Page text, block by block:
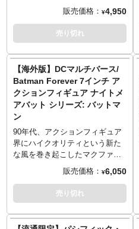
ラ」に付属されたパーツを組み
合わせると「スノートロル」が
完成します。
約をキャンセル頂く場合や、分
納での入荷となる場合がござい
ます。またパッケージは輸送用
となりますため、パッケージに
多少の傷やダメージがある場合
もございます。
定のアニメーション映画『ロー
ド・オブ・ザ・リング ローハン
の戦い』。公開にさきがけ、マ
クファーレントイズが3.75イン
す。初回からまさかの「ビルド
フィギュア」仕様に！こちらは
追手王と呼ばれた「ヘルム」が
3.75インチのアクションフィギ
ュアとなって登場。アクセサリ
ーパーツのハンマーが付属。ま
た、「スノートロル」の頭部パ
ーツが付属、同シリーズの「ウ
ルフ」「シャンク」「ヘラ」に
ると「スノートロル」が完成し
ます。
※入荷数の減数などによりご予
納での入荷となる場合がござい
販売価格： ¥4,950
売り切れ
【海外版】DCマルチバース/
Batman Forever 7インチ ア
クションフィギュア ナイトメ
アバット シリーズ: バットマ
ン
90年代、アクションフィギュア
界にハイクオリティという新た
な風を巻き起こしたマクファー
レントイズとDCキャラクターた
ちが手を組み始動した新シリー
ズ「DCマルチバース」。
1995年にジョエル・シュマッカ
『Batman Forever』からのライ
販売価格： ¥6,050
売り切れ